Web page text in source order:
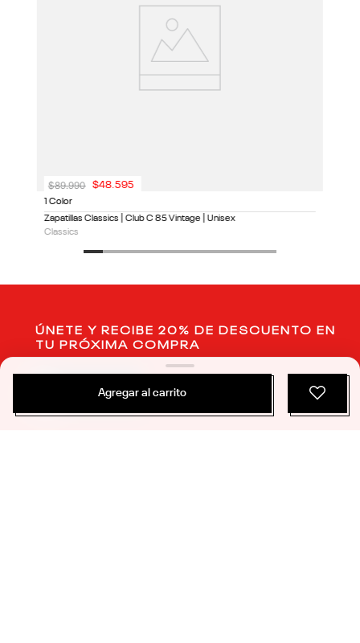
1 Color
Zapatillas Classics | Club C 85 Vintage | Unisex
Classics
$89.990 $48.595
Agregar al carrito
ÚNETE Y RECIBE 20% DE DESCUENTO EN
TU PRÓXIMA COMPRA
SUSCRIBIRME